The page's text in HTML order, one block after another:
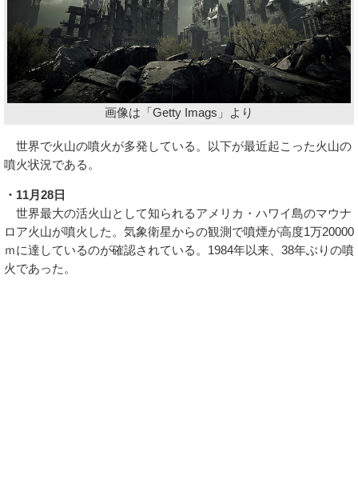
画像は「Getty Imags」より
世界で火山の噴火が多発している。以下が最近起こった火山の
噴火状況である。
・11月28日
世界最大の活火山として知られるアメリカ・ハワイ島のマウナ
ロア火山が噴火した。気象衛星からの観測で噴煙が高度1万20000
ｍに達しているのが確認されている。1984年以来、38年ぶりの噴
火であった。